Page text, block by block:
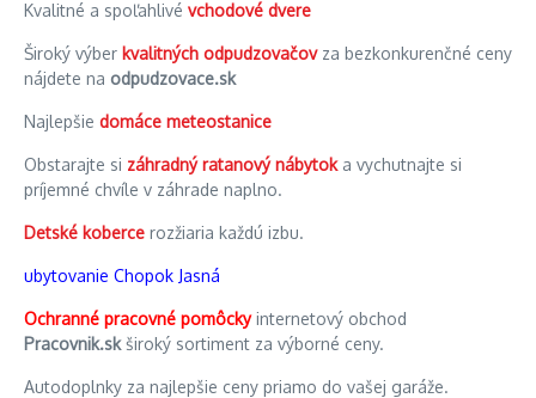
Kvalitné a spoľahlivé vchodové dvere
Široký výber kvalitných odpudzovačovza bezkonkurenčné ceny
nájdete na odpudzovace.sk
Najlepšie domáce meteostanice
Obstarajte si záhradný ratanový nábytoka vychutnajte si
príjemné chvíle v záhrade naplno.
Detské koberce rozžiaria každú izbu.
ubytovanie Chopok Jasná
Ochranné pracovné pomôckyinternetový obchod
Pracovnik.skširoký sortiment za výborné ceny.
Autodoplnky za najlepšie ceny priamo do vašej garáže.